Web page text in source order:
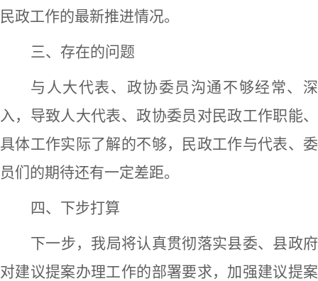
民政工作的最新推进情况。
三、存在的问题
与人大代表、政协委员沟通不够经常、深
入，导致人大代表、政协委员对民政工作职能、
具体工作实际了解的不够，民政工作与代表、委
员们的期待还有一定差距。
四、下步打算
下一步， 我局将认真贯彻落实县委、 县政府
对建议提案办理工作的部署要求，加强建议提案